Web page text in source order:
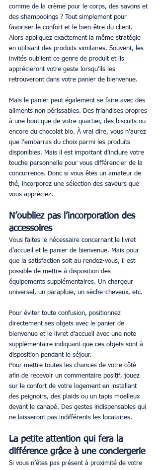
comme de la crème pour le corps, des savons et
des shampooings ? Tout simplement pour
favoriser le confort et le bien-être du client.
Alors appliquez exactement la même stratégie
en utilisant des produits similaires. Souvent, les
invités oublient ce genre de produit et ils
apprécieront votre geste lorsqu’ils les
retrouveront dans votre panier de bienvenue.
Mais le panier peut également se faire avec des
aliments non périssables. Des friandises propres
à une boutique de votre quartier, des biscuits ou
encore du chocolat bio. À vrai dire, vous n’aurez
que l’embarras du choix parmi les produits
disponibles. Mais il est important d’inclure votre
touche personnelle pour vous différencier de la
concurrence. Donc si vous êtes un amateur de
thé, incorporez une sélection des saveurs que
vous appréciez.
N’oubliez pas l’incorporation des
accessoires
Vous faites le nécessaire concernant le livret
d’accueil et le panier de bienvenue. Mais pour
que la satisfaction soit au rendez-vous, il est
possible de mettre à disposition des
équipements supplémentaires. Un chargeur
universel, un parapluie, un sèche-cheveux, etc.
Pour éviter toute confusion, positionnez
directement ses objets avec le panier de
bienvenue et le livret d’accueil avec une note
supplémentaire indiquant que ces objets sont à
disposition pendant le séjour.
Pour mettre toutes les chances de votre côté
afin de recevoir un commentaire positif, jouez
sur le confort de votre logement en installant
des peignoirs, des plaids ou un tapis moelleux
devant le canapé. Des gestes indispensables qui
ne laisseront pas indifférents les locataires.
La petite attention qui fera la
différence grâce à une conciergerie
Si vous n’êtes pas présent à proximité de votre